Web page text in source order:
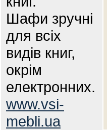
Шафи зручні
для всіх
видів книг,
окрім
електронних.
www.vsi-
mebli.ua